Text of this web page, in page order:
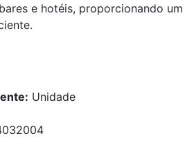
e hotéis, proporcionando um
Unidade